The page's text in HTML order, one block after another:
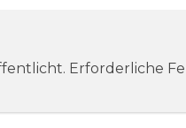
Erforderliche